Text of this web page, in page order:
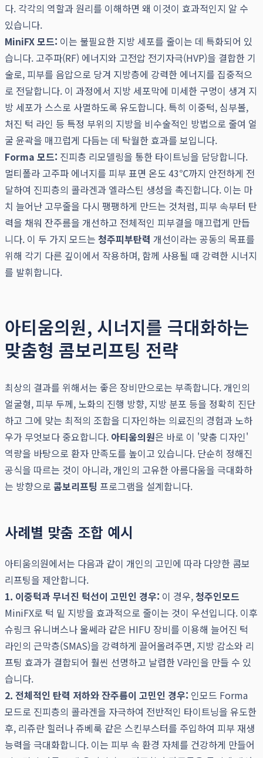
다. 각각의 역할과 원리를 이해하면 왜 이것이 효과적인지 알 수
있습니다.
MiniFX 모드: 이는 불필요한 지방 세포를 줄이는 데 특화되어 있
습니다. 고주파(RF) 에너지와 고전압 전기자극(HVP)을 결합한 기
술로, 피부를 음압으로 당겨 지방층에 강력한 에너지를 집중적으
로 전달합니다. 이 과정에서 지방 세포막에 미세한 구멍이 생겨 지
방 세포가 스스로 사멸하도록 유도합니다. 특히 이중턱, 심부볼,
처진 턱 라인 등 특정 부위의 지방을 비수술적인 방법으로 줄여 얼
굴 윤곽을 매끄럽게 다듬는 데 탁월한 효과를 보입니다.
Forma 모드: 진피층 리모델링을 통한 타이트닝을 담당합니다.
멀티폴라 고주파 에너지를 피부 표면 온도 43℃까지 안전하게 전
달하여 진피층의 콜라겐과 엘라스틴 생성을 촉진합니다. 이는 마
치 늘어난 고무줄을 다시 팽팽하게 만드는 것처럼, 피부 속부터 탄
력을 채워 잔주름을 개선하고 전체적인 피부결을 매끄럽게 만듭
니다. 이 두 가지 모드는 청주피부탄력 개선이라는 공동의 목표를
위해 각기 다른 깊이에서 작용하며, 함께 사용될 때 강력한 시너지
를 발휘합니다.
아티움의원, 시너지를 극대화하는
맞춤형 콤보리프팅 전략
최상의 결과를 위해서는 좋은 장비만으로는 부족합니다. 개인의
얼굴형, 피부 두께, 노화의 진행 방향, 지방 분포 등을 정확히 진단
하고 그에 맞는 최적의 조합을 디자인하는 의료진의 경험과 노하
우가 무엇보다 중요합니다. 아티움의원은 바로 이 '맞춤 디자인'
역량을 바탕으로 환자 만족도를 높이고 있습니다. 단순히 정해진
공식을 따르는 것이 아니라, 개인의 고유한 아름다움을 극대화하
는 방향으로 콤보리프팅 프로그램을 설계합니다.
사례별 맞춤 조합 예시
아티움의원에서는 다음과 같이 개인의 고민에 따라 다양한 콤보
리프팅을 제안합니다.
1. 이중턱과 무너진 턱선이 고민인 경우: 이 경우,청주인모드
MiniFX로 턱 밑 지방을 효과적으로 줄이는 것이 우선입니다. 이후
슈링크 유니버스나 울쎄라 같은 HIFU 장비를 이용해 늘어진 턱
라인의 근막층(SMAS)을 강력하게 끌어올려주면, 지방 감소와 리
프팅 효과가 결합되어 훨씬 선명하고 날렵한 V라인을 만들 수 있
습니다.
2. 전체적인 탄력 저하와 잔주름이 고민인 경우: 인모드 Forma
모드로 진피층의 콜라겐을 자극하여 전반적인 타이트닝을 유도한
후, 리쥬란 힐러나 쥬베룩 같은 스킨부스터를 주입하여 피부 재생
능력을 극대화합니다. 이는 피부 속 환경 자체를 건강하게 만들어